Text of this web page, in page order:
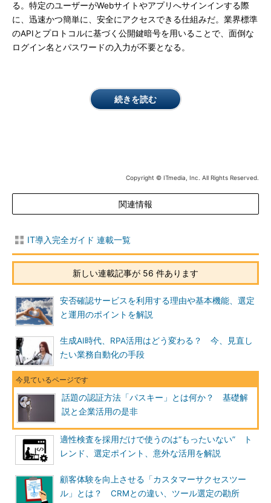
る。特定のユーザーがWebサイトやアプリへサインインする際
に、迅速かつ簡単に、安全にアクセスできる仕組みだ。業界標準
のAPIとプロトコルに基づく公開鍵暗号を用いることで、面倒な
ログイン名とパスワードの入力が不要となる。
続きを読む
Copyright © ITmedia, Inc. All Rights Reserved.
関連情報
IT導入完全ガイド 連載一覧
新しい連載記事が 56 件あります
安否確認サービスを利用する理由や基本機能、選定
と運用のポイントを解説
生成AI時代、RPA活用はどう変わる？ 今、見直し
たい業務自動化の手段
話題の認証方法「パスキー」とは何か？ 基礎解
説と企業活用の是非
適性検査を採用だけで使うのは“もったいない” ト
レンド、選定ポイント、意外な活用を解説
顧客体験を向上させる「カスタマーサクセスツー
ル」とは？ CRMとの違い、ツール選定の勘所